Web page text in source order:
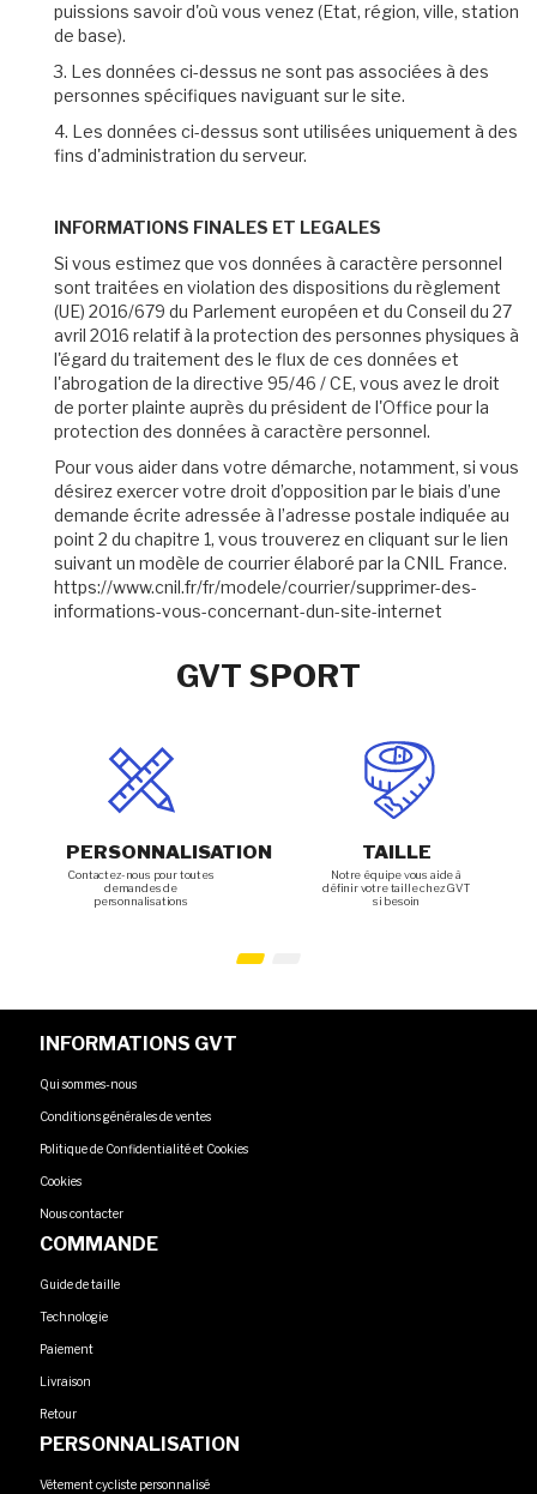
puissions savoir d'où vous venez (Etat, région, ville, station
de base).
3. Les données ci-dessus ne sont pas associées à des
personnes spécifiques naviguant sur le site.
4. Les données ci-dessus sont utilisées uniquement à des
fins d'administration du serveur.
INFORMATIONS FINALES ET LEGALES
Si vous estimez que vos données à caractère personnel
sont traitées en violation des dispositions du règlement
(UE) 2016/679 du Parlement européen et du Conseil du 27
avril 2016 relatif à la protection des personnes physiques à
l'égard du traitement des le flux de ces données et
l'abrogation de la directive 95/46 / CE, vous avez le droit
de porter plainte auprès du président de l'Office pour la
protection des données à caractère personnel.
Pour vous aider dans votre démarche, notamment, si vous
désirez exercer votre droit d’opposition par le biais d’une
demande écrite adressée à l’adresse postale indiquée au
point 2 du chapitre 1, vous trouverez en cliquant sur le lien
suivant un modèle de courrier élaboré par la CNIL France.
https://www.cnil.fr/fr/modele/courrier/supprimer-des-
informations-vous-concernant-dun-site-internet
GVT SPORT
PERSONNALISATION
Contactez-nous pour toutes
demandes de
personnalisations
TAILLE
Notre équipe vous aide à
définir votre taille chez GVT
si besoin
INFORMATIONS GVT
Qui sommes-nous
Conditions générales de ventes
Politique de Confidentialité et Cookies
Cookies
Nous contacter
COMMANDE
Guide de taille
Technologie
Paiement
Livraison
Retour
PERSONNALISATION
Vêtement cycliste personnalisé